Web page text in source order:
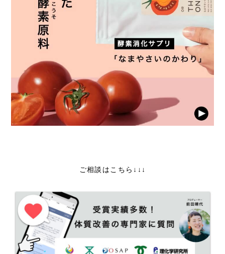
ご相談はこちら↓↓↓